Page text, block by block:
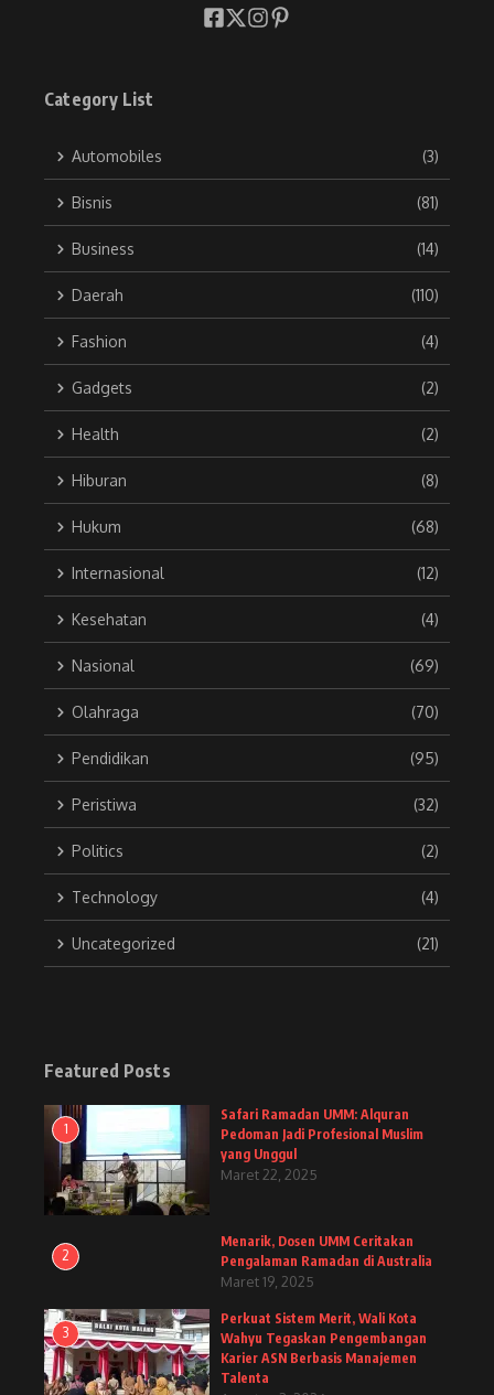
Category List
Automobiles (3)
Bisnis (81)
Business (14)
Daerah (110)
Fashion (4)
Gadgets (2)
Health (2)
Hiburan (8)
Hukum (68)
Internasional (12)
Kesehatan (4)
Nasional (69)
Olahraga (70)
Pendidikan (95)
Peristiwa (32)
Politics (2)
Technology (4)
Uncategorized (21)
Featured Posts
1
Safari Ramadan UMM: Alquran
Pedoman Jadi Profesional Muslim
yang Unggul
Maret 22, 2025
2
Menarik, Dosen UMM Ceritakan
Pengalaman Ramadan di Australia
Maret 19, 2025
3
Perkuat Sistem Merit, Wali Kota
Wahyu Tegaskan Pengembangan
Karier ASN Berbasis Manajemen
Talenta